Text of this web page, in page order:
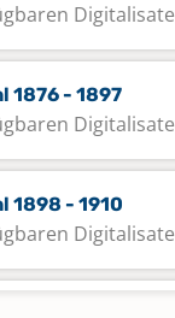
Digitalisate
1876 - 1897
Digitalisate
1898 - 1910
Digitalisate